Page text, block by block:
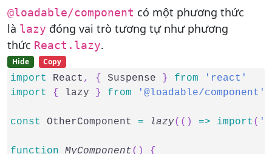
@loadable/component có một phương thức
là lazy đóng vai trò tương tự như phương
thức React.lazy.
Hide Copy
import React , { Suspense } from
'react'
import
{ lazy } from '@loadable/component'
const OtherComponent = lazy( ( ) => import (
function MyComponent( )
{